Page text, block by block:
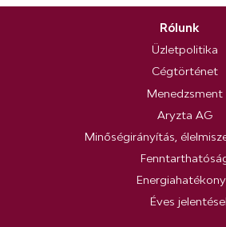
Rólunk
Üzletpolitika
Cégtörténet
Menedzsment
Aryzta AG
Minőségirányítás,
Éves